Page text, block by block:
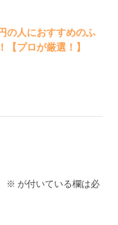
の人におすすめのふ
【プロが厳選！】
※ が付いている欄は必